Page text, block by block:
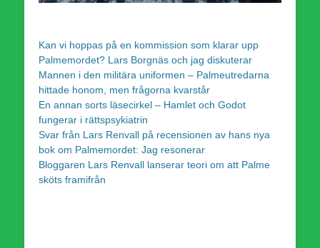
Kan vi hoppas på en kommission som klarar upp
Palmemordet? Lars Borgnäs och jag diskuterar
Mannen i den militära uniformen – Palmeutredarna
hittade honom, men frågorna kvarstår
En annan sorts läsecirkel – Hamlet och Godot
fungerar i rättspsykiatrin
Svar från Lars Renvall på recensionen av hans nya
bok om Palmemordet: Jag resonerar
Bloggaren Lars Renvall lanserar teori om att Palme
sköts framifrån